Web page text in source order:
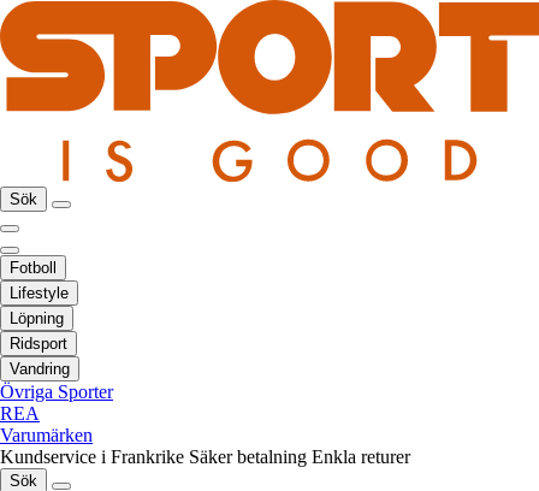
Sök
Fotboll
Lifestyle
Löpning
Ridsport
Vandring
Övriga Sporter
REA
Varumärken
Kundservice i Frankrike Säker betalning Enkla returer
Sök